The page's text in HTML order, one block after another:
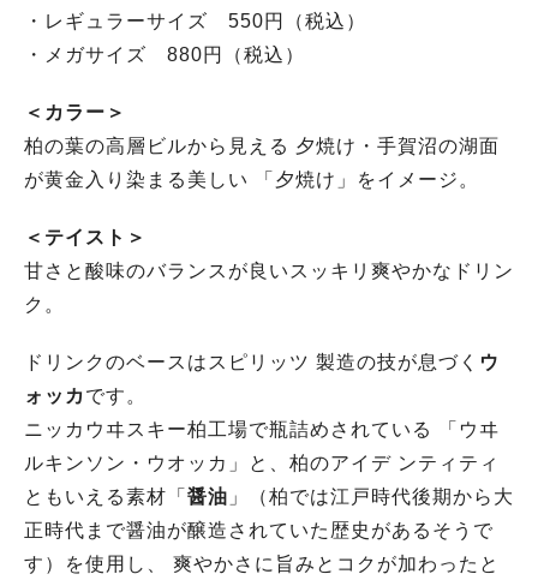
・レギュラーサイズ 550円（税込）
・メガサイズ 880円（税込）
＜カラー＞
柏の葉の高層ビルから見える 夕焼け・手賀沼の湖面
が黄金入り染まる美しい 「夕焼け」をイメージ。
＜テイスト＞
甘さと酸味のバランスが良いスッキリ爽やかなドリン
ク。
ドリンクのベースはスピリッツ 製造の技が息づく ウ
ォッカ です。
ニッカウヰスキー柏工場で瓶詰めされている 「ウヰ
ルキンソン・ウオッカ」と、柏のアイデ ンティティ
ともいえる素材「 醤油 」（柏では江戸時代後期から大
正時代まで醤油が醸造されていた歴史があるそうで
す）を使用し、 爽やかさに旨みとコクが加わったと